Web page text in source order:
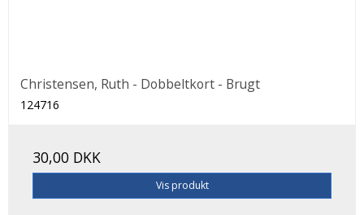
Christensen, Ruth - Dobbeltkort - Brugt
124716
30,00 DKK
Vis produkt